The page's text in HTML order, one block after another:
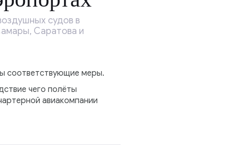
судов в
Саратова и
соответствующие меры.
чего полёты
авиакомпании